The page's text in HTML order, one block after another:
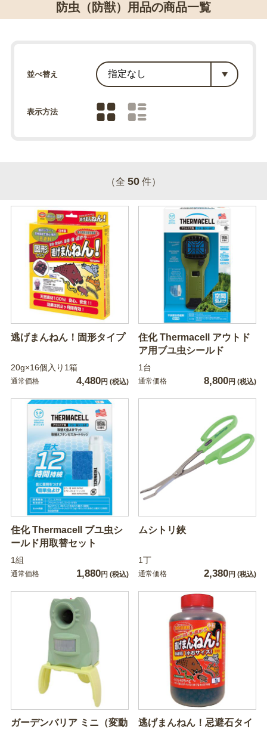
防虫（防獣）用品の商品一覧
並べ替え
表示方法
（全 50 件）
逃げまんねん！固形タイプ
20g×16個入り1箱
通常価格 4,480円 (税込)
住化 Thermacell アウトド
ア用ブユ虫シールド
1台
通常価格 8,800円 (税込)
住化 Thermacell ブユ虫シ
ールド用取替セット
1組
通常価格 1,880円 (税込)
ムシトリ鋏
1丁
通常価格 2,380円 (税込)
ガーデンバリア ミニ（変動 逃げまんねん！忌避石タイ